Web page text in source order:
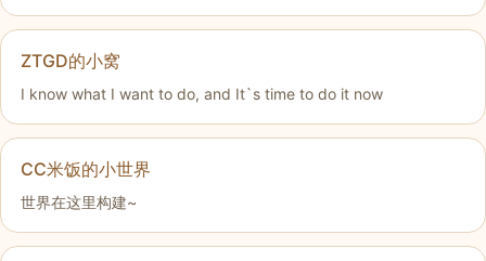
ZTGD的小窝
I know what I want to do, and It`s time to do it now
CC米饭的小世界
世界在这里构建~